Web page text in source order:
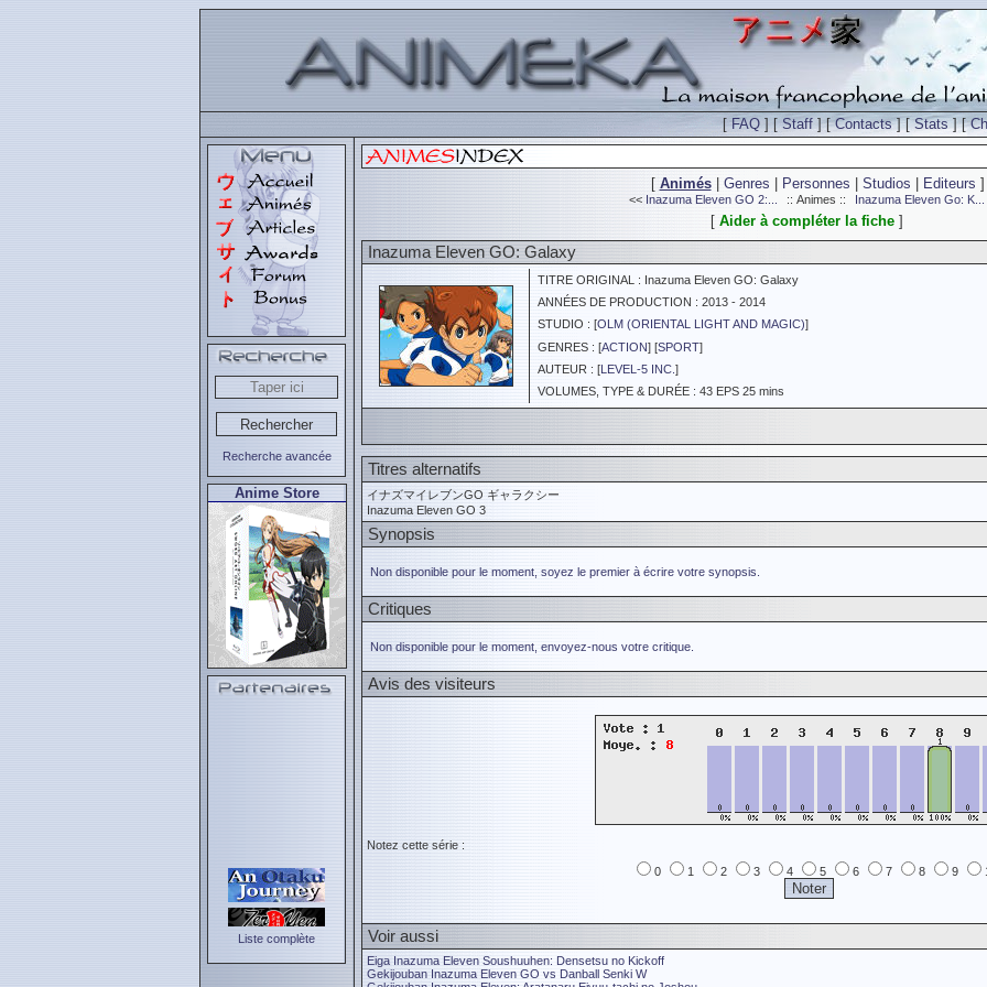
[FAQ ] [Staff ] [Contacts] [Stats] [
Recherche avancée
Anime Store
Liste complète
[ Animés| Genres Personnes Studios Editeurs ]
<< Inazuma Eleven GO 2:... :: Animes :: Inazuma Eleven Go: K...
[ Aider à compléter la fiche]
Inazuma Eleven GO: Galaxy
TITRE ORIGINAL : Inazuma Eleven GO: Galaxy
ANNÉES DE PRODUCTION : 2013 - 2014
STUDIO : [OLM (ORIENTAL LIGHT AND MAGIC)]
GENRES : [ACTION] [SPORT]
AUTEUR : [LEVEL-5 INC. ]
VOLUMES, TYPE & DURÉE : 43 EPS 25 mins
Titres alternatifs
イナズマイレブンGO ギャラクシー
Inazuma Eleven GO 3
Synopsis
Non disponible pour le moment, soyez le premier à écrire votre synopsis.
Critiques
Non disponible pour le moment, envoyez-nous votre critique.
Avis des visiteurs
Notez cette série :
0
1 2 3 4 5 6 7 8 9
Voir aussi
Eiga Inazuma Eleven Soushuuhen: Densetsu no Kickoff
Gekijouban Inazuma Eleven GO vs Danball Senki W